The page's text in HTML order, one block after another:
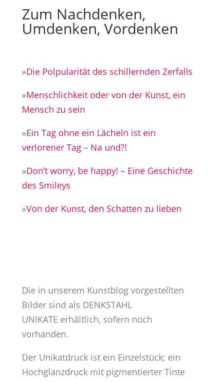
Zum Nachdenken,
Umdenken, Vordenken
»Die Polpularität des schillernden Zerfalls
»Menschlichkeit oder von der Kunst, ein
Mensch zu sein
»Ein Tag ohne ein Lächeln ist ein
verlorener Tag – Na und?!
»Don’t worry, be happy! – Eine Geschichte
des Smileys
»Von der Kunst, den Schatten zu lieben
Die in unserem Kunstblog vorgestellten
Bilder sind als DENKSTAHL
UNIKATE erhältlich, sofern noch
vorhanden.
Der Unikatdruck ist ein Einzelstück; ein
Hochglanzdruck mit pigmentierter Tinte